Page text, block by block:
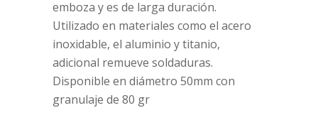
emboza y es de larga duración.
Utilizado en materiales como el acero
inoxidable, el aluminio y titanio,
adicional remueve soldaduras.
Disponible en diámetro 50mm con
granulaje de 80 gr